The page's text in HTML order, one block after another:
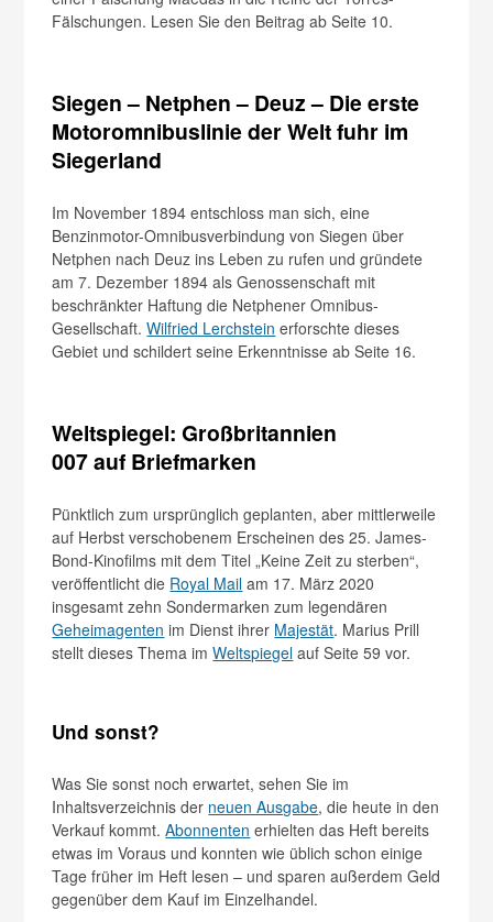
Fälschungen. Lesen Sie den Beitrag ab Seite 10.
Siegen – Netphen – Deuz – Die erste
Motoromnibuslinie der Welt fuhr im
Siegerland
Im November 1894 entschloss man sich, eine
Benzinmotor-Omnibusverbindung von Siegen über
Netphen nach Deuz ins Leben zu rufen und gründete
am 7. Dezember 1894 als Genossenschaft mit
beschränkter Haftung die Netphener Omnibus-
Gesellschaft.Wilfried Lerchstein erforschte dieses
Gebiet und schildert seine Erkenntnisse ab Seite 16.
Weltspiegel: Großbritannien
007 auf Briefmarken
Pünktlich zum ursprünglich geplanten, aber mittlerweile
auf Herbst verschobenem Erscheinen des 25. James-
Bond-Kinofilms mit dem Titel „Keine Zeit zu sterben“,
veröffentlicht die Royal Mail am 17. März 2020
insgesamt zehn Sondermarken zum legendären
Geheimagenten im Dienst ihrer Majestät. Marius Prill
stellt dieses Thema imWeltspiegel auf Seite 59 vor.
Und sonst?
Was Sie sonst noch erwartet, sehen Sie im
Inhaltsverzeichnis der neuen Ausgabe, die heute in den
Verkauf kommt.Abonnenten erhielten das Heft bereits
etwas im Voraus und konnten wie üblich schon einige
Tage früher im Heft lesen – und sparen außerdem Geld
gegenüber dem Kauf im Einzelhandel.